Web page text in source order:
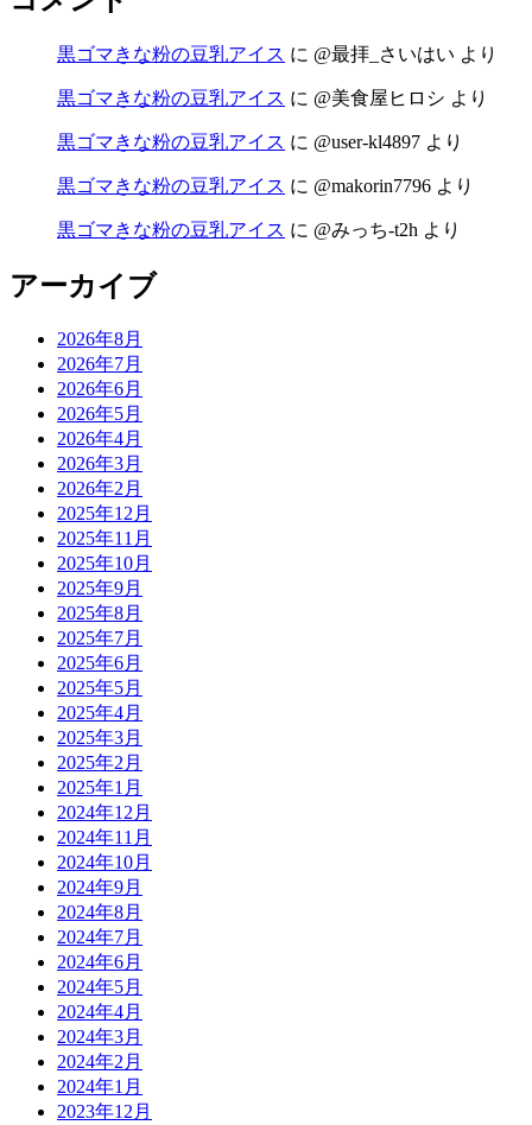
黒ゴマきな粉の豆乳アイス に @最拝_さいはい より
黒ゴマきな粉の豆乳アイス に @美食屋ヒロシ より
黒ゴマきな粉の豆乳アイス に @user-kl4897 より
黒ゴマきな粉の豆乳アイス に @makorin7796 より
黒ゴマきな粉の豆乳アイス に @みっち-t2h より
アーカイブ
2026年8月
2026年7月
2026年6月
2026年5月
2026年4月
2026年3月
2026年2月
2025年12月
2025年11月
2025年10月
2025年9月
2025年8月
2025年7月
2025年6月
2025年5月
2025年4月
2025年3月
2025年2月
2025年1月
2024年12月
2024年11月
2024年10月
2024年9月
2024年8月
2024年7月
2024年6月
2024年5月
2024年4月
2024年3月
2024年2月
2024年1月
2023年12月